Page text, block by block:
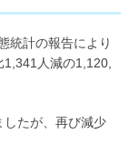
統計の報告により
人減の1,120,
たが、再び減少